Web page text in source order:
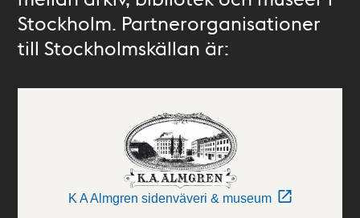
Stockholm. Partnerorganisationer
till Stockholmskällan är:
K A Almgren sidenväveri & museum